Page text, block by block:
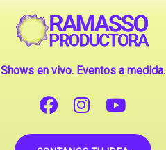
Shows en vivo. Eventos a medida.